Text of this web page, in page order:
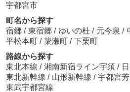
宇都宮市
町名から探す
宿郷 / 東宿郷 / ゆいの杜 / 元今泉 /
平松本町 / 簗瀬町 / 下栗町
路線から探す
東北本線 / 湘南新宿ライン宇須 /
東北新幹線 / 山形新幹線 / 宇都宮
東武宇都宮線